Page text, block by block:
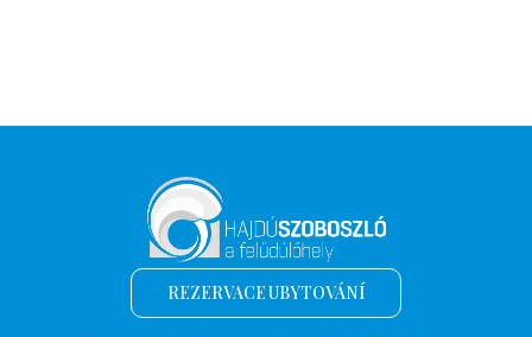
REZERVACE UBYTOVÁNÍ